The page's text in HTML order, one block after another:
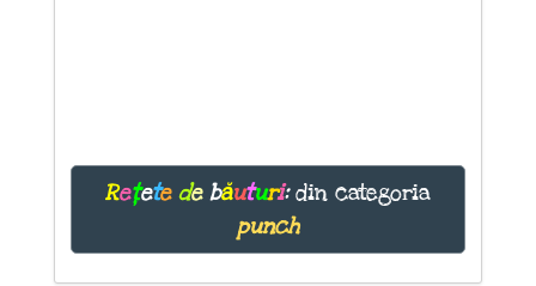
Rețete de băuturi:din categoria
punch